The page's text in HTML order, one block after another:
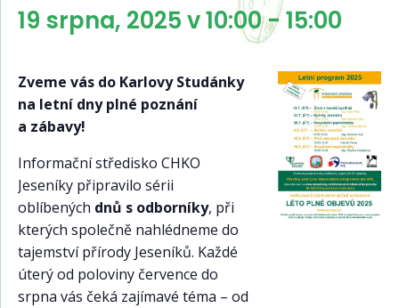
19 srpna, 2025 v 10:00-15:00
Zveme vás do Karlovy Studánky
na letní dny plné poznání
a zábavy!
Informační středisko CHKO
Jeseníky připravilo sérii
oblíbených dnů s odborníky, při
kterých společně nahlédneme do
tajemství přírody Jeseníků. Každé
úterý od poloviny července do
srpna vás čeká zajímavé téma – od